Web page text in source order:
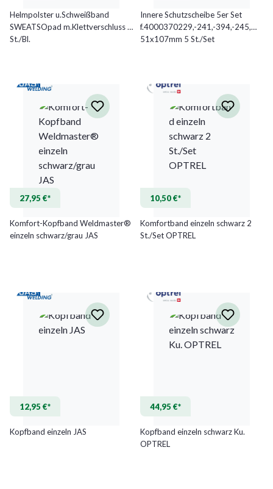
Helmpolster u.Schweißband
SWEATSOpad m.Klettverschluss 2
St./Bl.
Innere Schutzscheibe 5er Set
f.4000370229,-241,-394,-245,
51x107mm 5 St./Set
27,95 €*
Komfort-Kopfband Weldmaster®
einzeln schwarz/grau JAS
10,50 €*
Komfortband einzeln schwarz 2
St./Set OPTREL
12,95 €*
Kopfband einzeln JAS
44,95 €*
Kopfband einzeln schwarz Ku.
OPTREL